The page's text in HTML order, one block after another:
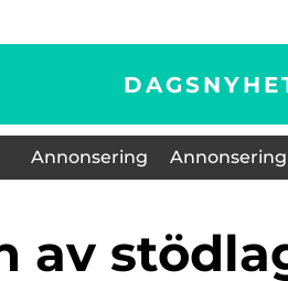
Annonsering Annonsering